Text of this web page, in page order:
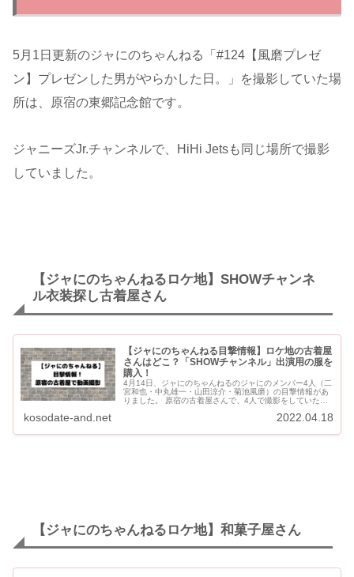
5月1日更新のジャにのちゃんねる「#124 【風磨プレゼ
ン】プレゼンした男がやらかした日。」を撮影していた場
所は、原宿の東郷記念館です。
ジャニーズJr.チャンネルで、HiHi Jetsも同じ場所で撮影
していました。
【ジャにのちゃんねるロケ地】SHOWチャンネ
ル衣装探し古着屋さん
【ジャにのちゃんねる目撃情報】ロケ地の古着屋
さんはどこ？「SHOWチャンネル」出演用の服を
購入！
4月14日、ジャにのちゃんねるのジャにのメンバー4人（二
宮和也・中丸雄一・山田涼介・菊池風磨）の目撃情報があ
りました。 原宿の古着屋さんで、4人で撮影をしていたよ
kosodate-and.net 2022.04.18
【ジャにのちゃんねるロケ地】和菓子屋さん